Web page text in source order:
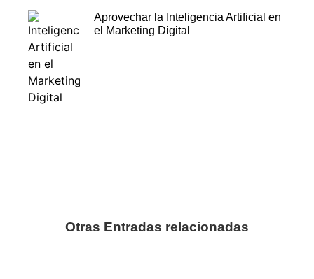
Aprovechar la Inteligencia Artificial en
el Marketing Digital
Otras Entradas relacionadas